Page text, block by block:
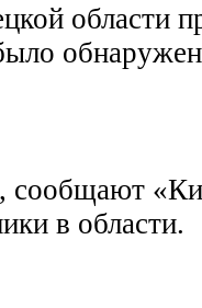
области
в области.